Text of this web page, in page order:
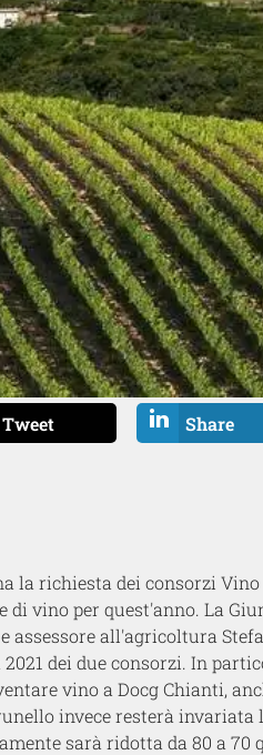
Tweet Share
la richiesta dei consorzi
vino per quest'anno. La
assessore all'agricoltura
dei due consorzi. In
vino a Docg Chianti,
invece resterà
sarà ridotta da 80 a